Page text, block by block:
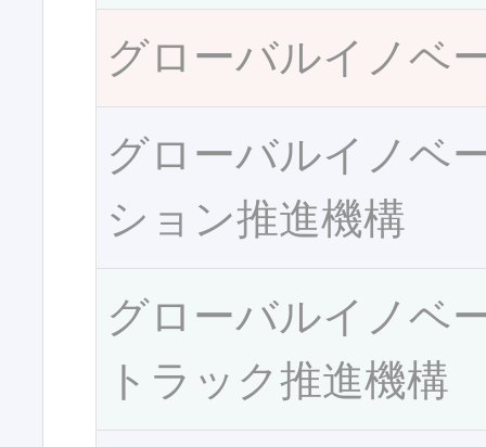
グローバルイノベ
グローバルイノベ
ション推進機構
グローバルイノベ
トラック推進機構